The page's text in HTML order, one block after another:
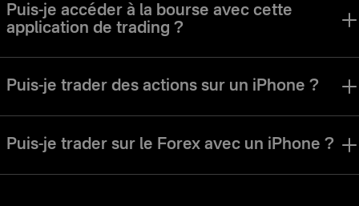
différents modes de trading, stratégies et actifs sont parfaits pour les
utilisateurs de différents styles de trading et préférences.
Puis-je accéder à la bourse avec cette
application de trading ?
nombreux autres types d'actifs sur l'application Olymptrade.
Puis-je trader des actions sur un iPhone ?
trader des actions en utilisant les mêmes instruments et outils de
trading que ceux disponibles sur nos autres plateformes.
Puis-je trader sur le Forex avec un iPhone ?